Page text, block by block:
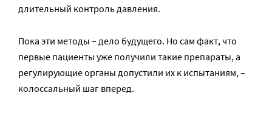
длительный контроль давления.
Пока эти методы – дело будущего. Но сам факт, что
первые пациенты уже получили такие препараты, а
регулирующие органы допустили их к испытаниям, –
колоссальный шаг вперед.